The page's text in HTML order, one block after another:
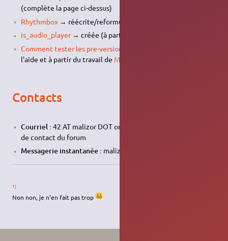
(complète la page ci-dessus)
Rhythmbox→ réécrite/reformulée en intégralité
is_audio_player→ créée (à partir du travail de
Comment tester les pre-versions d'ubuntu
l'aide et à partir du travail de Miaou86
Contacts
Courriel : 42 AT malizor DOT org ou encore via le formulaire
de contact du forum
Messagerie instantanée : malizor@jabber.org
1)
Non non, je n'en fait pas trop